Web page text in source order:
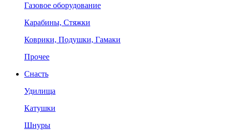
Газовое оборудование
Карабины, Стяжки
Коврики, Подушки, Гамаки
Прочее
Снасть
Удилища
Катушки
Шнуры